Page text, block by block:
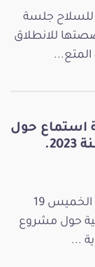
للسلاح جلسة
الاثنين 25 ديسمبر 2023 خصصتها للانطلاق
استماع حول
عقدت لجنة المالية والميزانية جلسة مساء الخميس 19
حول مشروع